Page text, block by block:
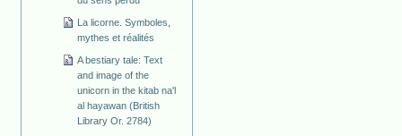
La licorne. Symboles,
mythes et réalités
A bestiary tale: Text
and image of the
unicorn in the kitab na'l
al hayawan (British
Library Or. 2784)